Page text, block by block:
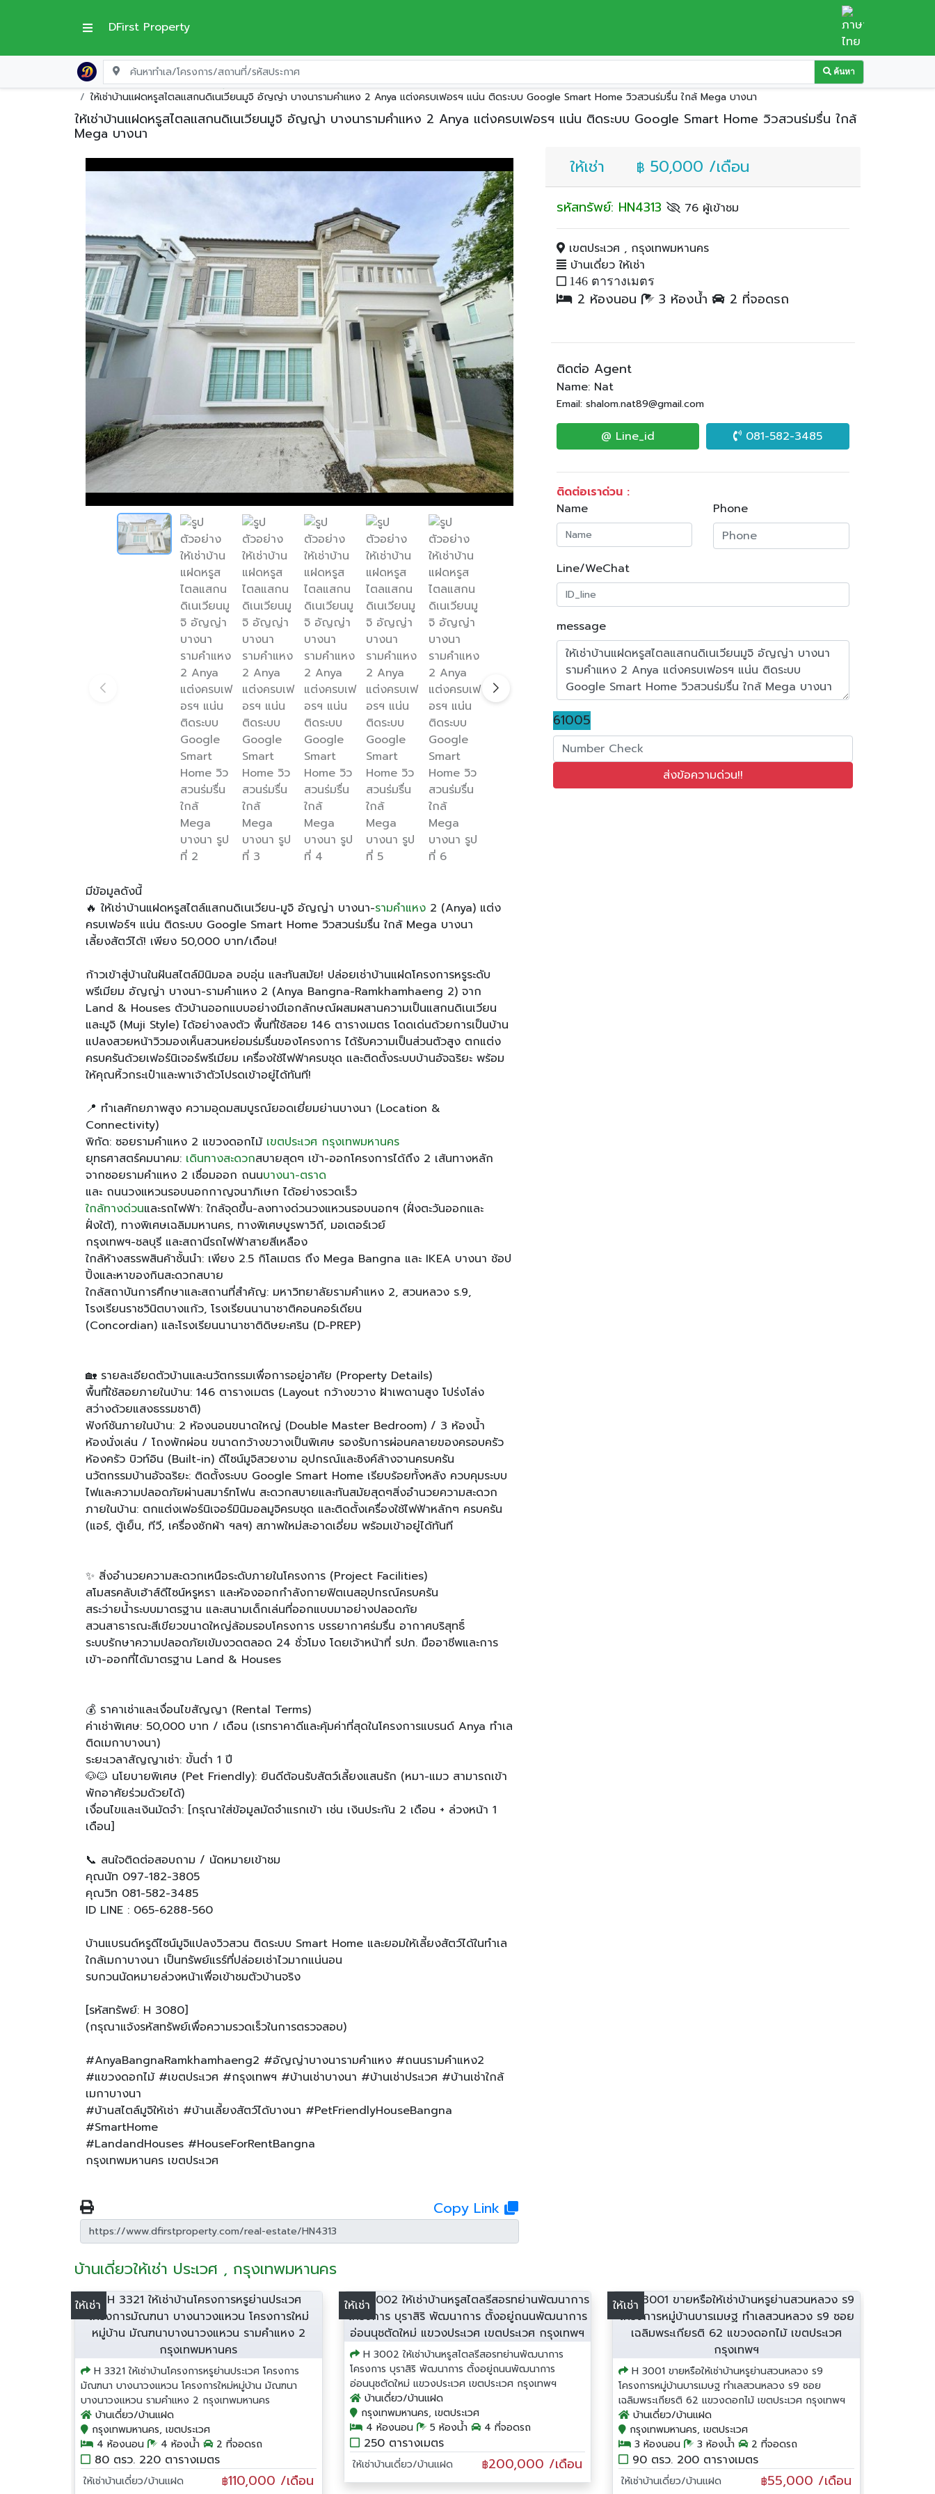
DFirst Property
ค้นหา
หน้าแรก บ้านเดี่ยวให้เช่า กรุงเทพมหานคร
เขตประเวศ
ให้เช่าบ้านแฝดหรูสไตลแสกนดิเนเวียนมูจิ อัญญ่า บางนารามคำแหง 2 Anya แต่งครบเฟอรฯ แน่น ติดระบบ Google Smart Home วิวสวนร่มรื่น ใกล้ Mega บางนา
ให้เช่าบ้านแฝดหรูสไตลแสกนดิเนเวียนมูจิ อัญญ่า บางนารามคำแหง 2 Anya แต่งครบเฟอรฯ แน่น ติดระบบ Google Smart Home วิวสวนร่มรื่น ใกล้
Mega บางนา
มีข้อมูลดังนี้
🔥 ให้เช่าบ้านแฝดหรูสไตล์แสกนดิเนเวียน-มูจิ อัญญ่า บางนา-รามคำแหง2 (Anya) แต่ง
ครบเฟอร์ฯ แน่น ติดระบบ Google Smart Home วิวสวนร่มรื่น ใกล้ Mega บางนา
เลี้ยงสัตว์ได้! เพียง 50,000 บาท/เดือน!
ก้าวเข้าสู่บ้านในฝันสไตล์มินิมอล อบอุ่น และทันสมัย! ปล่อยเช่าบ้านแฝดโครงการหรูระดับ
พรีเมียม อัญญ่า บางนา-รามคำแหง 2 (Anya Bangna-Ramkhamhaeng 2) จาก
Land & Houses ตัวบ้านออกแบบอย่างมีเอกลักษณ์ผสมผสานความเป็นแสกนดิเนเวียน
และมูจิ (Muji Style) ได้อย่างลงตัว พื้นที่ใช้สอย 146 ตารางเมตร โดดเด่นด้วยการเป็นบ้าน
แปลงสวยหน้าวิวมองเห็นสวนหย่อมร่มรื่นของโครงการ ได้รับความเป็นส่วนตัวสูง ตกแต่ง
ครบครันด้วยเฟอร์นิเจอร์พรีเมียม เครื่องใช้ไฟฟ้าครบชุด และติดตั้งระบบบ้านอัจฉริยะ พร้อม
ให้คุณหิ้วกระเป๋าและพาเจ้าตัวโปรดเข้าอยู่ได้ทันที!
📍 ทำเลศักยภาพสูง ความอุดมสมบูรณ์ยอดเยี่ยมย่านบางนา (Location &
Connectivity)
พิกัด: ซอยรามคำแหง 2 แขวงดอกไม้ เขตประเวศ กรุงเทพมหานคร
ยุทธศาสตร์คมนาคม: เดินทางสะดวกสบายสุดๆ เข้า-ออกโครงการได้ถึง 2 เส้นทางหลัก
จากซอยรามคำแหง 2 เชื่อมออก ถนนบางนา-ตราด
และ ถนนวงแหวนรอบนอกกาญจนาภิเษก ได้อย่างรวดเร็ว
ใกล้ทางด่วนและรถไฟฟ้า: ใกล้จุดขึ้น-ลงทางด่วนวงแหวนรอบนอกฯ (ฝั่งตะวันออกและ
ฝั่งใต้), ทางพิเศษเฉลิมมหานคร, ทางพิเศษบูรพาวิถี, มอเตอร์เวย์
กรุงเทพฯ-ชลบุรี และสถานีรถไฟฟ้าสายสีเหลือง
ใกล้ห้างสรรพสินค้าชั้นนำ: เพียง 2.5 กิโลเมตร ถึง Mega Bangna และ IKEA บางนา ช้อป
ปิ้งและหาของกินสะดวกสบาย
ใกล้สถาบันการศึกษาและสถานที่สำคัญ: มหาวิทยาลัยรามคำแหง 2, สวนหลวง ร.9,
โรงเรียนราชวินิตบางแก้ว, โรงเรียนนานาชาติคอนคอร์เดียน
(Concordian) และโรงเรียนนานาชาติดิษยะศริน (D-PREP)
🏡 รายละเอียดตัวบ้านและนวัตกรรมเพื่อการอยู่อาศัย (Property Details)
พื้นที่ใช้สอยภายในบ้าน: 146 ตารางเมตร (Layout กว้างขวาง ฝ้าเพดานสูง โปร่งโล่ง
สว่างด้วยแสงธรรมชาติ)
ฟังก์ชันภายในบ้าน: 2 ห้องนอนขนาดใหญ่ (Double Master Bedroom) / 3 ห้องน้ำ
ห้องนั่งเล่น / โถงพักผ่อน ขนาดกว้างขวางเป็นพิเศษ รองรับการผ่อนคลายของครอบครัว
ห้องครัว บิวท์อิน (Built-in) ดีไซน์มูจิสวยงาม อุปกรณ์และซิงค์ล้างจานครบครัน
นวัตกรรมบ้านอัจฉริยะ: ติดตั้งระบบ Google Smart Home เรียบร้อยทั้งหลัง ควบคุมระบบ
ไฟและความปลอดภัยผ่านสมาร์ทโฟน สะดวกสบายและทันสมัยสุดๆสิ่งอำนวยความสะดวก
ภายในบ้าน: ตกแต่งเฟอร์นิเจอร์มินิมอลมูจิครบชุด และติดตั้งเครื่องใช้ไฟฟ้าหลักๆ ครบครัน
(แอร์, ตู้เย็น, ทีวี, เครื่องซักผ้า ฯลฯ) สภาพใหม่สะอาดเอี่ยม พร้อมเข้าอยู่ได้ทันที
✨ สิ่งอำนวยความสะดวกเหนือระดับภายในโครงการ (Project Facilities)
สโมสรคลับเฮ้าส์ดีไซน์หรูหรา และห้องออกกำลังกายฟิตเนสอุปกรณ์ครบครัน
สระว่ายน้ำระบบมาตรฐาน และสนามเด็กเล่นที่ออกแบบมาอย่างปลอดภัย
สวนสาธารณะสีเขียวขนาดใหญ่ล้อมรอบโครงการ บรรยากาศร่มรื่น อากาศบริสุทธิ์
ระบบรักษาความปลอดภัยเข้มงวดตลอด 24 ชั่วโมง โดยเจ้าหน้าที่ รปภ. มืออาชีพและการ
เข้า-ออกที่ได้มาตรฐาน Land & Houses
💰 ราคาเช่าและเงื่อนไขสัญญา (Rental Terms)
ค่าเช่าพิเศษ: 50,000 บาท / เดือน (เรทราคาดีและคุ้มค่าที่สุดในโครงการแบรนด์ Anya ทำเล
ติดเมกาบางนา)
ระยะเวลาสัญญาเช่า: ขั้นต่ำ 1 ปี
🐶🐱 นโยบายพิเศษ (Pet Friendly): ยินดีต้อนรับสัตว์เลี้ยงแสนรัก (หมา-แมว สามารถเข้า
พักอาศัยร่วมด้วยได้)
เงื่อนไขและเงินมัดจำ: [กรุณาใส่ข้อมูลมัดจำแรกเข้า เช่น เงินประกัน 2 เดือน + ล่วงหน้า 1
เดือน]
📞 สนใจติดต่อสอบถาม / นัดหมายเข้าชม
คุณนัท 097-182-3805
คุณวิท 081-582-3485
ID LINE : 065-6288-560
บ้านแบรนด์หรูดีไซน์มูจิแปลงวิวสวน ติดระบบ Smart Home และยอมให้เลี้ยงสัตว์ได้ในทำเล
ใกล้เมกาบางนา เป็นทรัพย์แรร์ที่ปล่อยเช่าไวมากแน่นอน
รบกวนนัดหมายล่วงหน้าเพื่อเข้าชมตัวบ้านจริง
[รหัสทรัพย์: H 3080]
(กรุณาแจ้งรหัสทรัพย์เพื่อความรวดเร็วในการตรวจสอบ)
#AnyaBangnaRamkhamhaeng2 #อัญญ่าบางนารามคำแหง #ถนนรามคำแหง2
#แขวงดอกไม้ #เขตประเวศ #กรุงเทพฯ #บ้านเช่าบางนา #บ้านเช่าประเวศ #บ้านเช่าใกล้
เมกาบางนา
#บ้านสไตล์มูจิให้เช่า #บ้านเลี้ยงสัตว์ได้บางนา #PetFriendlyHouseBangna
#SmartHome
#LandandHouses #HouseForRentBangna
กรุงเทพมหานคร เขตประเวศ
Copy Link
ให้เช่า ฿ 50,000 /เดือน
รหัสทรัพย์: HN4313 76 ผู้เข้าชม
เขตประเวศ , กรุงเทพมหานคร
บ้านเดี่ยว ให้เช่า
146 ตารางเมตร
2 ห้องนอน 3 ห้องน้ำ 2 ที่จอดรถ
ติดต่อ Agent
Name: Nat
Email: shalom.nat89@gmail.com
@ Line_id 081-582-3485
ติดต่อเราด่วน :
Name
Phone
Line/WeChat
message
61005
บ้านเดี่ยวให้เช่า ประเวศ , กรุงเทพมหานคร
ให้เช่า
H 3321 ให้เช่าบ้านโครงการหรูย่านประเวศ โครงการ
มัณฑนา บางนาวงแหวน โครงการใหม่หมู่บ้าน มัณฑนา
บางนาวงแหวน รามคำแหง 2 กรุงเทพมหานคร
บ้านเดี่ยว/บ้านแฝด
กรุงเทพมหานคร, เขตประเวศ
4 ห้องนอน
4 ห้องน้ำ 2 ที่จอดรถ
80 ตรว. 220 ตารางเมตร
ให้เช่าบ้านเดี่ยว/บ้านแฝด ฿110,000 /เดือน
ให้เช่า
H 3002 ให้เช่าบ้านหรูสไตลรีสอรทย่านพัฒนาการ
โครงการ บุราสิริ พัฒนาการ ตั้งอยู่ถนนพัฒนาการ
อ่อนนุชตัดใหม่ แขวงประเวศ เขตประเวศ กรุงเทพฯ
บ้านเดี่ยว/บ้านแฝด
กรุงเทพมหานคร, เขตประเวศ
4 ห้องนอน
5 ห้องน้ำ 4 ที่จอดรถ
250 ตารางเมตร
ให้เช่าบ้านเดี่ยว/บ้านแฝด ฿200,000 /เดือน
ให้เช่า
H 3001 ขายหรือให้เช่าบ้านหรูย่านสวนหลวง ร9
โครงการหมู่บ้านบารเมษฐ ทำเลสวนหลวง ร9 ซอย
เฉลิมพระเกียรติ 62 แขวงดอกไม้ เขตประเวศ กรุงเทพฯ
บ้านเดี่ยว/บ้านแฝด
กรุงเทพมหานคร, เขตประเวศ
3 ห้องนอน
3 ห้องน้ำ 2 ที่จอดรถ
90 ตรว. 200 ตารางเมตร
ให้เช่าบ้านเดี่ยว/บ้านแฝด ฿55,000 /เดือน